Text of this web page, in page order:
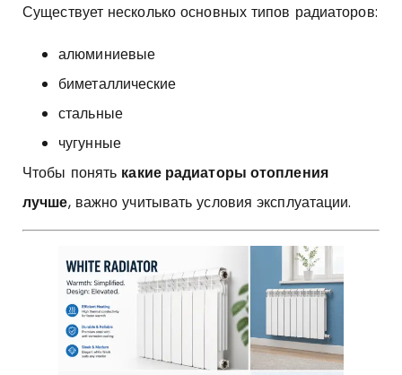
Существует несколько основных типов радиаторов:
алюминиевые
биметаллические
стальные
чугунные
Чтобы понять какие радиаторы отопления
лучше, важно учитывать условия эксплуатации.